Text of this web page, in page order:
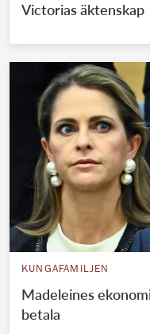
Victorias äktenskap
KUNGAFAMILJEN
Madeleines
betala